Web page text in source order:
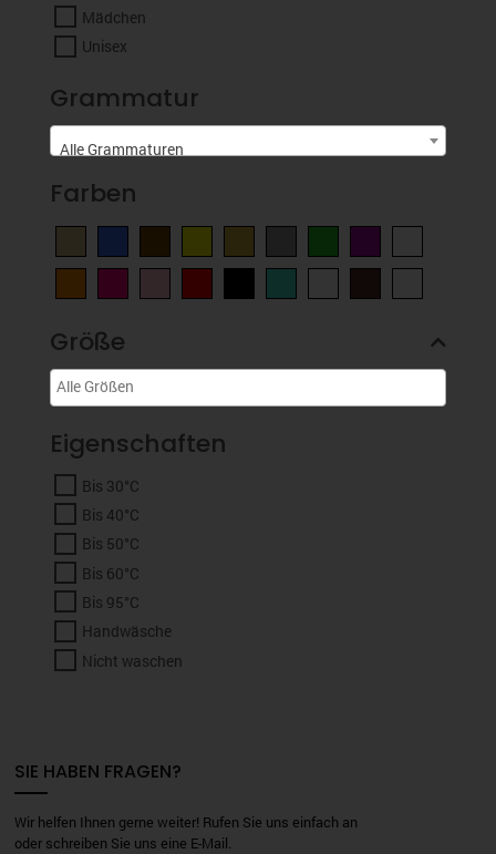
Mädchen
Unisex
Grammatur
Alle Grammaturen
Farben
Größe
Eigenschaften
Bis 30°C
Bis 40°C
Bis 50°C
Bis 60°C
Bis 95°C
Handwäsche
Nicht waschen
SIE HABEN FRAGEN?
Wir helfen Ihnen gerne weiter! Rufen Sie uns einfach an
oder schreiben Sie uns eine E-Mail.